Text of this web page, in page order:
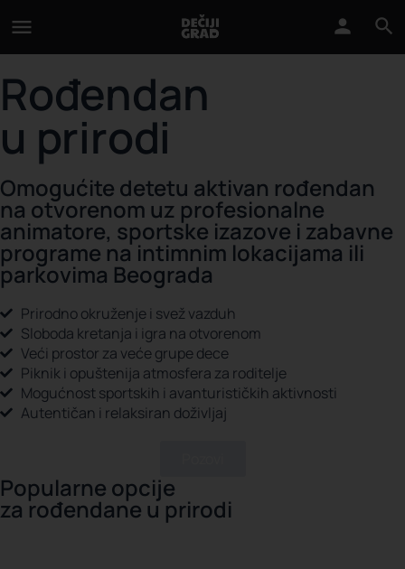
Rođendan
u prirodi
Omogućite detetu aktivan rođendan
na otvorenom uz profesionalne
animatore, sportske izazove i zabavne
programe na intimnim lokacijama ili
parkovima Beograda
Prirodno okruženje i svež vazduh
Sloboda kretanja i igra na otvorenom
Veći prostor za veće grupe dece
Piknik i opuštenija atmosfera za roditelje
Mogućnost sportskih i avanturističkih aktivnosti
Autentičan i relaksiran doživljaj
Popularne opcije
za rođendane u prirodi